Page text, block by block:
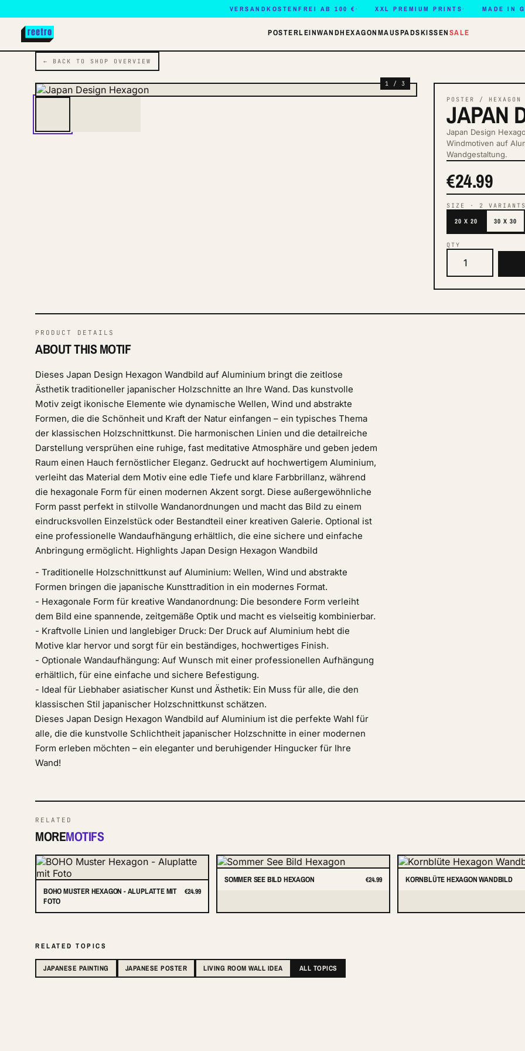
VERSANDKOSTENFREI AB 100 € XXL PREMIUM PRINTS MADE IN
POSTERLEINWANDHEXAGONMAUSPADSKISSENSALE
← BACK TO SHOP OVERVIEW
1 / 3
POSTER / HEXAGON
JAPAN
Japan Design
Windmotiven auf
Wandgestaltung.
€24.99
SIZE ·2 VARIANTS
20 X 20 30 X 30
QTY
PRODUCT DETAILS
ABOUT THIS MOTIF
Dieses Japan Design Hexagon Wandbild auf Aluminium bringt die zeitlose
Ästhetik traditioneller japanischer Holzschnitte an Ihre Wand. Das kunstvolle
Motiv zeigt ikonische Elemente wie dynamische Wellen, Wind und abstrakte
Formen, die die Schönheit und Kraft der Natur einfangen – ein typisches Thema
der klassischen Holzschnittkunst. Die harmonischen Linien und die detailreiche
Darstellung versprühen eine ruhige, fast meditative Atmosphäre und geben jedem
Raum einen Hauch fernöstlicher Eleganz. Gedruckt auf hochwertigem Aluminium,
verleiht das Material dem Motiv eine edle Tiefe und klare Farbbrillanz, während
die hexagonale Form für einen modernen Akzent sorgt. Diese außergewöhnliche
Form passt perfekt in stilvolle Wandanordnungen und macht das Bild zu einem
eindrucksvollen Einzelstück oder Bestandteil einer kreativen Galerie. Optional ist
eine professionelle Wandaufhängung erhältlich, die eine sichere und einfache
Anbringung ermöglicht. Highlights Japan Design Hexagon Wandbild
- Traditionelle Holzschnittkunst auf Aluminium: Wellen, Wind und abstrakte
Formen bringen die japanische Kunsttradition in ein modernes Format.
- Hexagonale Form für kreative Wandanordnung: Die besondere Form verleiht
dem Bild eine spannende, zeitgemäße Optik und macht es vielseitig kombinierbar.
- Kraftvolle Linien und langlebiger Druck: Der Druck auf Aluminium hebt die
Motive klar hervor und sorgt für ein beständiges, hochwertiges Finish.
- Optionale Wandaufhängung: Auf Wunsch mit einer professionellen Aufhängung
erhältlich, für eine einfache und sichere Befestigung.
- Ideal für Liebhaber asiatischer Kunst und Ästhetik: Ein Muss für alle, die den
klassischen Stil japanischer Holzschnittkunst schätzen.
Dieses Japan Design Hexagon Wandbild auf Aluminium ist die perfekte Wahl für
alle, die die kunstvolle Schlichtheit japanischer Holzschnitte in einer modernen
Form erleben möchten – ein eleganter und beruhigender Hingucker für Ihre
Wand!
RELATED
MOREMOTIFS
BOHO MUSTER HEXAGON - ALUPLATTE MIT
FOTO
€24.99
SOMMER SEE BILD HEXAGON €24.99 KORNBLÜTE HEXAGON WANDBILD
RELATED TOPICS
JAPANESE PAINTING JAPANESE POSTER LIVING ROOM WALL IDEA ALL TOPICS